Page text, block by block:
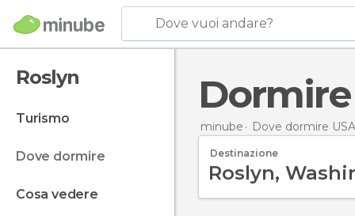
Dove vuoi andare?
Roslyn
turismo
dove dormire
cosa vedere
minube Dove dormire USA
Destinazione